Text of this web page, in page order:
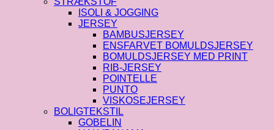
ISOLI & JOGGING
JERSEY
BAMBUSJERSEY
ENSFARVET BOMULDSJERSEY
BOMULDSJERSEY MED PRINT
RIB-JERSEY
POINTELLE
PUNTO
VISKOSEJERSEY
BOLIGTEKSTIL
GOBELIN